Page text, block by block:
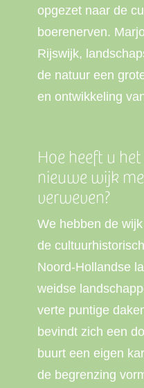
opgezet naar de
boerenerven.
Rijswijk,
de natuur een
en ontwikkeling
Hoe heeft u
nieuwe wijk
verweven?
We hebben de
de
Noord-Hollandse
weidse
verte puntige
bevindt zich een
buurt een eigen
de begrenzing